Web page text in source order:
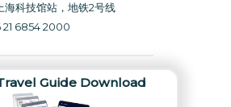
海科技馆站，地铁2号线
21 6854 2000
Guide Download